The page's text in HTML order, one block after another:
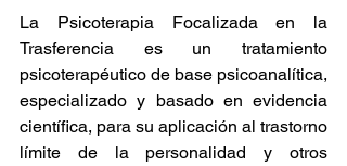
La Psicoterapia Focalizada en la
Trasferencia es un tratamiento
psicoterapéutico de base psicoanalítica,
especializado y basado en evidencia
científica, para su aplicación al trastorno
límite de la personalidad y otros